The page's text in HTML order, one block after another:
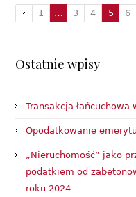
1 … 3 4 5 6
Ostatnie wpisy
Transakcja łańcuchowa
Opodatkowanie
„Nieruchomość” jako
podatkiem od
roku 2024